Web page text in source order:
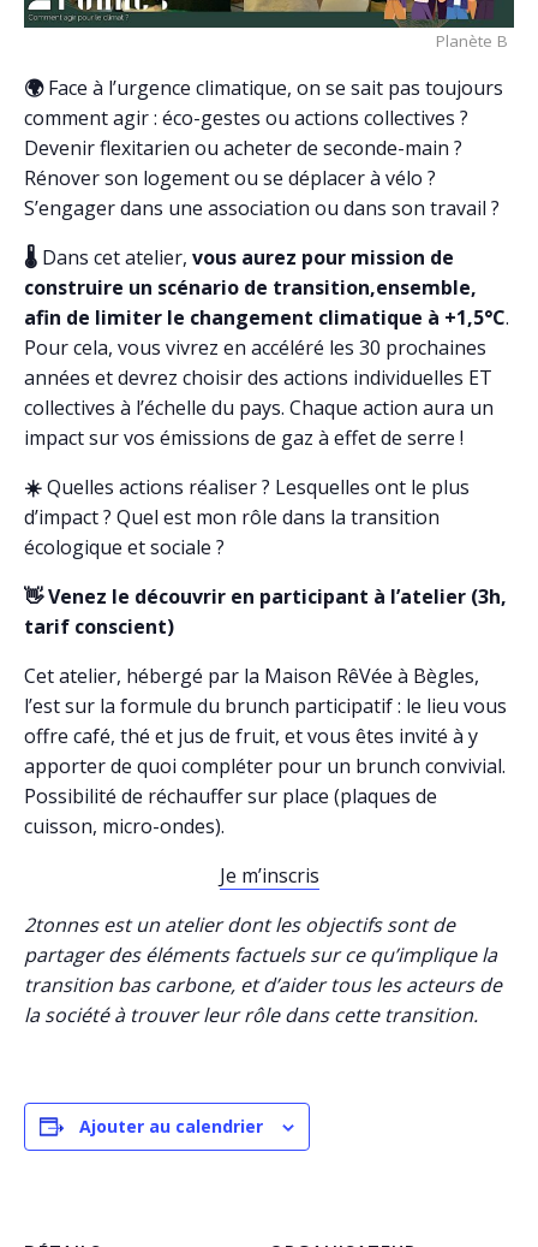
Planète B
🌍Face à l’urgence climatique, on se sait pas toujours
comment agir : éco-gestes ou actions collectives ?
Devenir flexitarien ou acheter de seconde-main ?
Rénover son logement ou se déplacer à vélo ?
S’engager dans une association ou dans son travail ?
🌡️ Dans cet atelier, vous aurez pour mission de
construire un scénario de transition,ensemble,
afin de limiter le changement climatique à +1,5°C.
Pour cela, vous vivrez en accéléré les 30 prochaines
années et devrez choisir des actions individuelles ET
collectives à l’échelle du pays. Chaque action aura un
impact sur vos émissions de gaz à effet de serre !
☀️Quelles actions réaliser ? Lesquelles ont le plus
d’impact ? Quel est mon rôle dans la transition
écologique et sociale ?
👋 Venez le découvrir en participant à l’atelier (3h,
tarif conscient)
Cet atelier, hébergé par la Maison RêVée à Bègles,
l’est sur la formule du brunch participatif : le lieu vous
offre café, thé et jus de fruit, et vous êtes invité à y
apporter de quoi compléter pour un brunch convivial.
Possibilité de réchauffer sur place (plaques de
cuisson, micro-ondes).
Je m’inscris
2tonnes est un atelier dont les objectifs sont de
partager des éléments factuels sur ce qu’implique la
transition bas carbone, et d’aider tous les acteurs de
la société à trouver leur rôle dans cette transition.
Ajouter au calendrier